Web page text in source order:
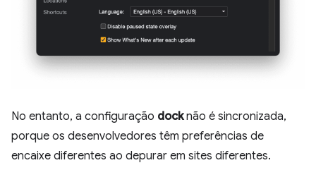
No entanto, a configuração docknão é sincronizada,
porque os desenvolvedores têm preferências de
encaixe diferentes ao depurar em sites diferentes.